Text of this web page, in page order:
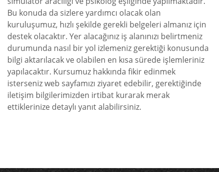
Bu konuda da sizlere yardımcı olacak olan
kuruluşumuz, hızlı şekilde gerekli belgeleri almanız için
destek olacaktır. Yer alacağınız iş alanınızı belirtmeniz
durumunda nasıl bir yol izlemeniz gerektiği konusunda
bilgi aktarılacak ve olabilen en kısa sürede işlemleriniz
yapılacaktır. Kursumuz hakkında fikir edinmek
isterseniz web sayfamızı ziyaret edebilir, gerektiğinde
iletişim bilgilerimizden irtibat kurarak merak
ettiklerinize detaylı yanıt alabilirsiniz.